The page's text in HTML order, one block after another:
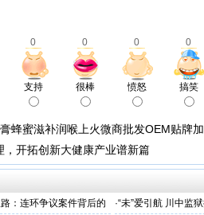
0 0 0 0
支持 很棒 愤怒 搞笑
蜂蜜滋补润喉上火微商批发OEM贴牌
，开拓创新大健康产业谱新篇
：连环争议案件背后的
·“未”爱引航 川中监